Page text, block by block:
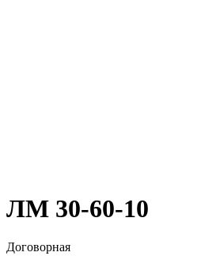
ЛМ 30-60-10
Договорная